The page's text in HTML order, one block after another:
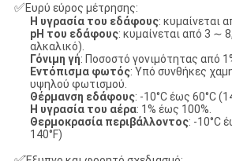
✅Ευρύ εύρος μέτρησης:
Η υγρασία του εδάφους: κυμαίνεται
pH του εδάφους: κυμαίνεται από 3 ∼
αλκαλικό).
Γόνιμη γή: Ποσοστό γονιμότητας από
Εντόπισμα φωτός: Υπό συνθήκες
υψηλού φωτισμού.
Θέρμανση εδάφους: -10°C έως 60°C
Η υγρασία του αέρα: 1% έως 100%.
Θερμοκρασία περιβάλλοντος: -10°C
140°F)